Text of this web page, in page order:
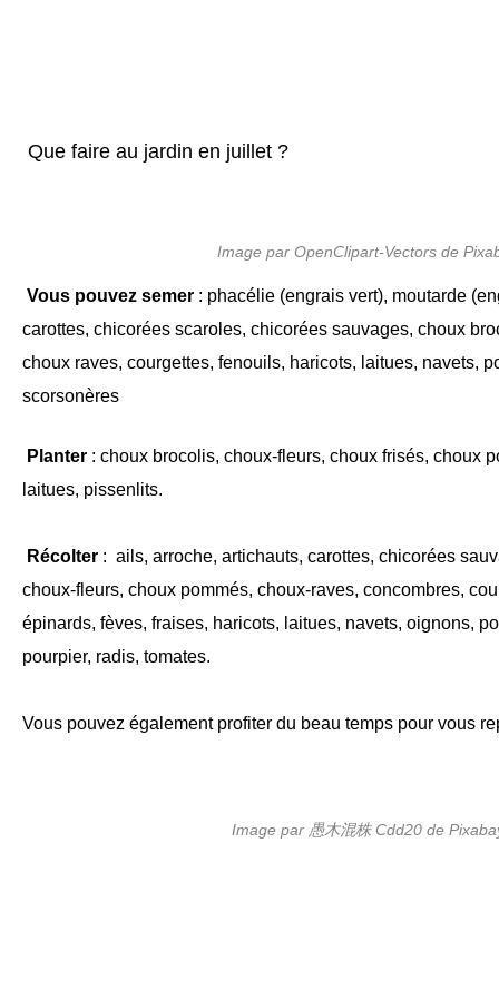
Que faire au jardin en juillet ?
Image par OpenClipart-Vectors de
Vous pouvez semer : phacélie (engrais vert), moutarde
carottes, chicorées scaroles, chicorées sauvages, choux
choux raves, courgettes, fenouils, haricots, laitues, navets,
scorsonères
Planter : choux brocolis, choux-fleurs, choux frisés, choux
laitues, pissenlits.
Récolter : ails, arroche, artichauts, carottes, chicorées
choux-fleurs, choux pommés, choux-raves, concombres,
épinards, fèves, fraises, haricots, laitues, navets, oignons,
pourpier, radis, tomates.
Vous pouvez également profiter du beau temps pour vous
Image par 愚木混株 Cdd20 de